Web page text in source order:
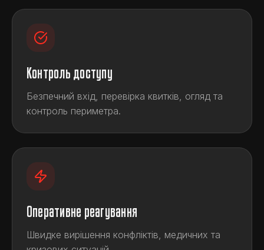
Контроль доступу
Безпечний вхід, перевірка квитків, огляд та
контроль периметра.
Оперативне реагування
Швидке вирішення конфліктів, медичних та